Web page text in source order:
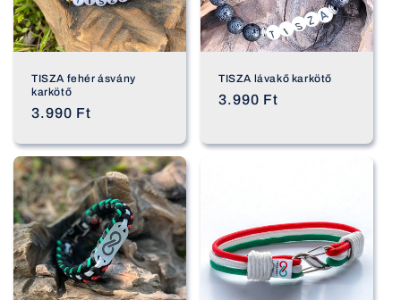
TISZA fehér ásvány
karkötő
Normál
3.990 Ft
TISZA lávakő karkötő
Normál
3.990 Ft